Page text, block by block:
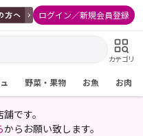
ログイン／新規会員登録
カテゴリ
野菜・果物 お魚 お肉
です。
からお願い致します。